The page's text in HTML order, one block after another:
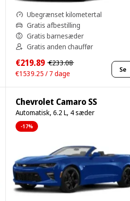
Ubegrænset kilometertal
Gratis afbestilling
Gratis barnesæder
Gratis anden chauffør
€219.89 €233.08
€1539.25 / 7 dage
Se
Chevrolet Camaro SS
Automatisk, 6.2 L, 4 sæder
-17%